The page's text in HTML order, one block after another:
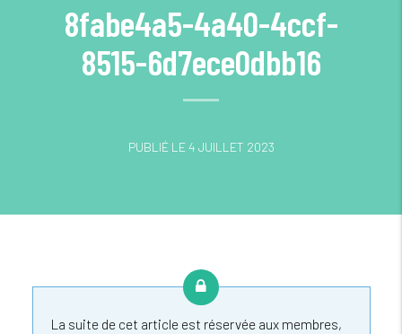
8fabe4a5-4a40-4ccf-
8515-6d7ece0dbb16
PUBLIÉ LE 4 JUILLET 2023
La suite de cet article est réservée aux membres,